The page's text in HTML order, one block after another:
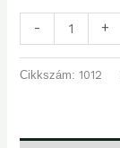
- +
Cikkszám:1012